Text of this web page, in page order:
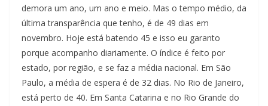
demora um ano, um ano e meio. Mas o tempo médio, da
última transparência que tenho, é de 49 dias em
novembro. Hoje está batendo 45 e isso eu garanto
porque acompanho diariamente. O índice é feito por
estado, por região, e se faz a média nacional. Em São
Paulo, a média de espera é de 32 dias. No Rio de Janeiro,
está perto de 40. Em Santa Catarina e no Rio Grande do